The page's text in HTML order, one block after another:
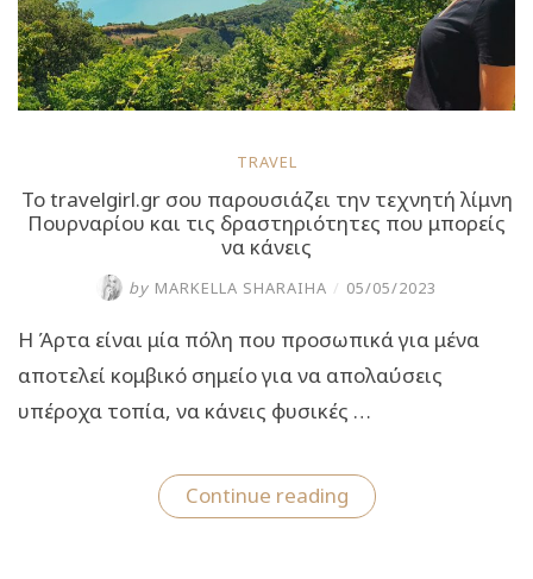
TRAVEL
Το travelgirl.gr σου παρουσιάζει την τεχνητή λίμνη
Πουρναρίου και τις δραστηριότητες που μπορείς
να κάνεις
by MARKELLA SHARAIHA / 05/05/2023
Η Άρτα είναι μία πόλη που προσωπικά για μένα
αποτελεί κομβικό σημείο για να απολαύσεις
υπέροχα τοπία, να κάνεις φυσικές …
Continue reading“Το
travelgirl.gr